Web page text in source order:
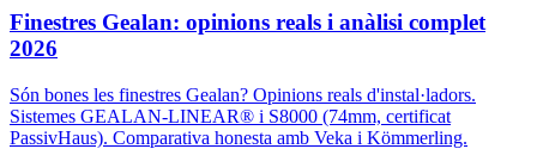
Finestres Gealan: opinions reals i anàlisi complet
2026
Són bones les finestres Gealan? Opinions reals d'instal·ladors.
Sistemes GEALAN-LINEAR® i S8000 (74mm, certificat
PassivHaus). Comparativa honesta amb Veka i Kömmerling.